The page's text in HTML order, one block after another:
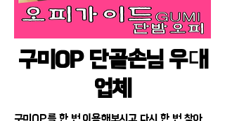
구미OP 단골손님 우대
업체
구미OP를 한 번 이용해보시고 다시 한 번 찾아